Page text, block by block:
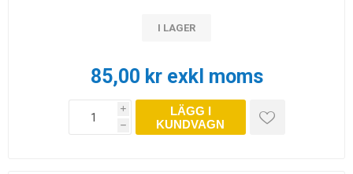
I LAGER
85,00 kr exkl moms
i
h
LÄGG I
KUNDVAGN